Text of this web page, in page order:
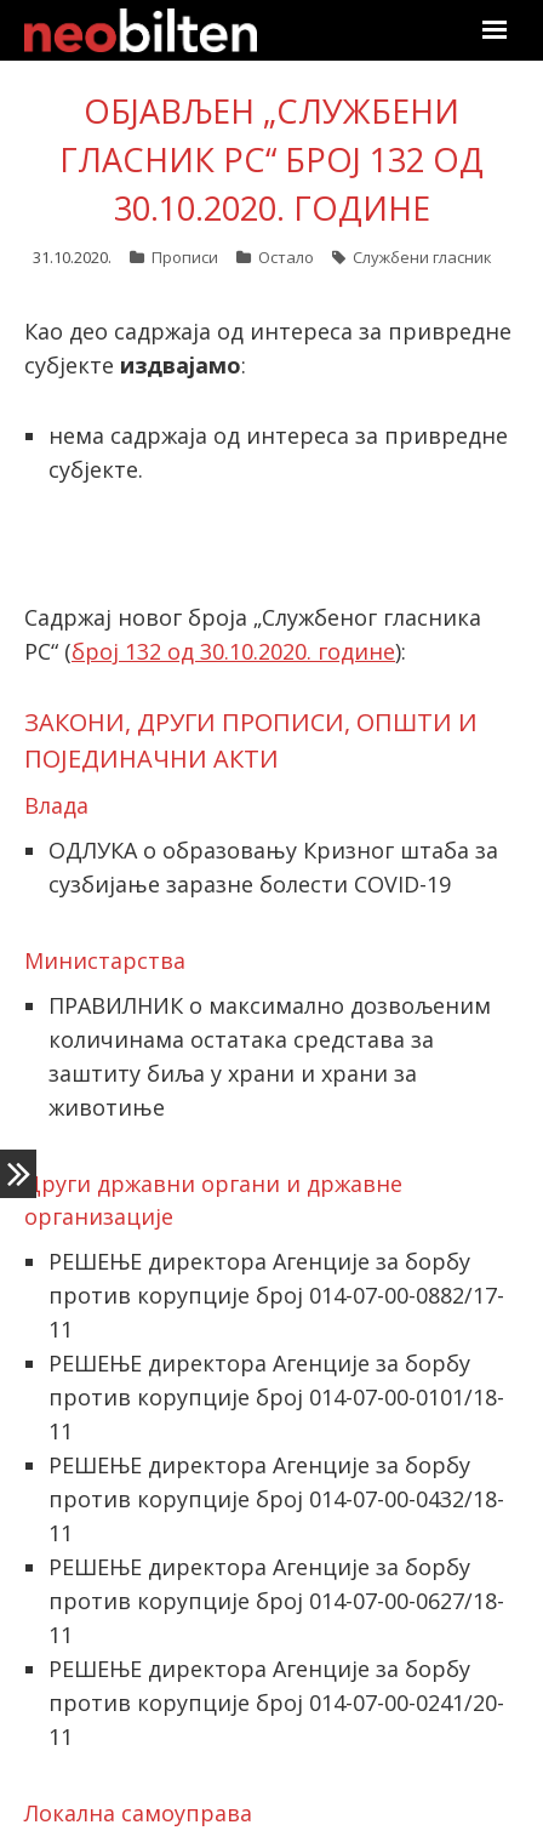
Почетна
Претрага
Актуелно
Подаци
Линкови
Претплата
latinica
ОБЈАВЉЕН „СЛУЖБЕНИ
ГЛАСНИК РС“ БРОЈ 132 ОД
30.10.2020. ГОДИНЕ
31.10.2020. Прописи Остало Службени гласник
Као део садржаја од интереса за привредне
субјекте издвајамо:
нема садржаја од интереса за привредне
субјекте.
Садржај новог броја „Службеног гласника
РС“ (број 132 од 30.10.2020. године):
ЗАКОНИ, ДРУГИ ПРОПИСИ, ОПШТИ И
ПОЈЕДИНАЧНИ АКТИ
Влада
ОДЛУКА о образовању Кризног штаба за
сузбијање заразне болести COVID-19
Министарства
ПРАВИЛНИК о максимално дозвољеним
количинама остатака средстава за
заштиту биља у храни и храни за
животиње
Други државни органи и државне
организације
РЕШЕЊЕ директора Агенције за борбу
против корупције број 014-07-00-0882/17-
11
РЕШЕЊЕ директора Агенције за борбу
против корупције број 014-07-00-0101/18-
11
РЕШЕЊЕ директора Агенције за борбу
против корупције број 014-07-00-0432/18-
11
РЕШЕЊЕ директора Агенције за борбу
против корупције број 014-07-00-0627/18-
11
РЕШЕЊЕ директора Агенције за борбу
против корупције број 014-07-00-0241/20-
11
Локална самоуправа